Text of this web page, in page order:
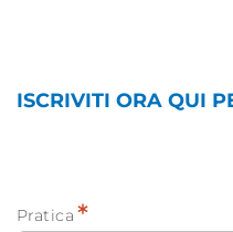
ISCRIVITI ORA QUI
Pratica *